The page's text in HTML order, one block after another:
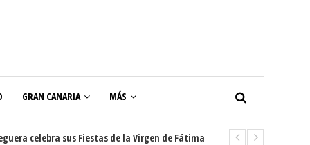
GRAN CANARIA MÁS
sus Fiestas de la Virgen de Fátima con diez días de tradición,